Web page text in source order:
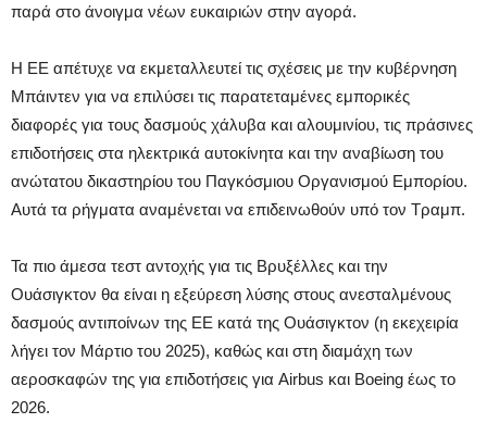
παρά στο άνοιγμα νέων ευκαιριών στην αγορά.
Η ΕΕ απέτυχε να εκμεταλλευτεί τις σχέσεις με την κυβέρνηση
Μπάιντεν για να επιλύσει τις παρατεταμένες εμπορικές
διαφορές για τους δασμούς χάλυβα και αλουμινίου, τις πράσινες
επιδοτήσεις στα ηλεκτρικά αυτοκίνητα και την αναβίωση του
ανώτατου δικαστηρίου του Παγκόσμιου Οργανισμού Εμπορίου.
Αυτά τα ρήγματα αναμένεται να επιδεινωθούν υπό τον Τραμπ.
Τα πιο άμεσα τεστ αντοχής για τις Βρυξέλλες και την
Ουάσιγκτον θα είναι η εξεύρεση λύσης στους ανεσταλμένους
δασμούς αντιποίνων της ΕΕ κατά της Ουάσιγκτον (η εκεχειρία
λήγει τον Μάρτιο του 2025), καθώς και στη διαμάχη των
αεροσκαφών της για επιδοτήσεις για Airbus και Boeing έως το
2026.